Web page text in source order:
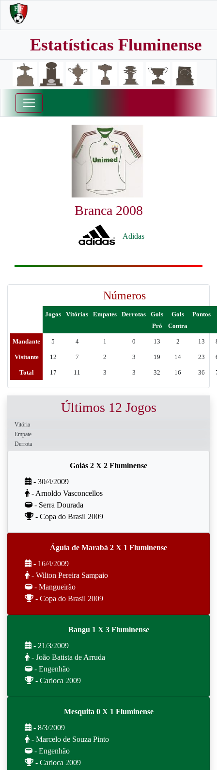
Estatísticas Fluminense
Branca 2008
Adidas
Números
Jogos Vitórias Empates Derrotas
Gols
Pró
Gols
Contra
Pontos
Mandante 5 4 1 0 13 2 13
Visitante 12 7 2 3 19 14 23
Total 17 11 3 3 32 16 36
Últimos 12 Jogos
Vitória
Empate
Derrota
Goiás 2 X 2 Fluminense
- 30/4/2009
- Arnoldo Vasconcellos
- Serra Dourada
- Copa do Brasil 2009
Águia de Marabá 2 X 1 Fluminense
- 16/4/2009
- Wilton Pereira Sampaio
- Mangueirão
- Copa do Brasil 2009
Bangu 1 X 3 Fluminense
- 21/3/2009
- João Batista de Arruda
- Engenhão
- Carioca 2009
Mesquita 0 X 1 Fluminense
- 8/3/2009
- Marcelo de Souza Pinto
- Engenhão
- Carioca 2009